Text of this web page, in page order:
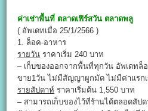
ค่าเช่าพื้นที่ ตลาดเฟิร์สวัน ตลาดพลู
( อัพเดทเมื่อ 25/1/2566 )
1. ล็อค-อาหาร
รายวัน ราคาเริ่ม 240 บาท
– เก็บของออกจากพื้นที่ทุกวัน อัพเดทล็
ขาย1วัน ไม่มีสัญญาผูกมัด ไม่มีค่าแรก
รายสัปดาห์ ราคาเริ่มต้น 1,550 บาท
– สามารถเก็บของไว้ที่ร้านได้ตลอดสัป